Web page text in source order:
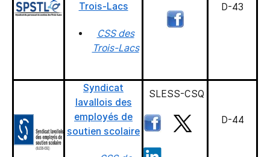
Trois-Lacs
CSS des
Trois-Lacs
D-43
Syndicat
lavallois des
employés de
soutien scolaire
SLESS-CSQ
D-44